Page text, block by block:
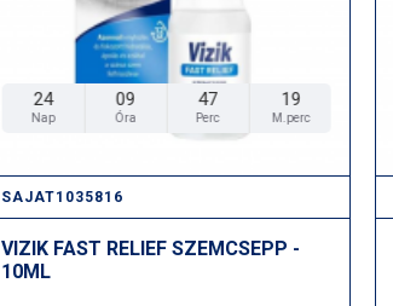
24
Nap
09
Óra
47
Perc
18
M.perc
SAJAT1035816
VIZIK FAST RELIEF SZEMCSEPP -
10ML